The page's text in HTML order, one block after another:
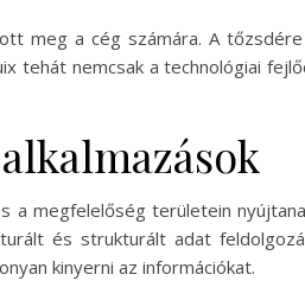
meg a cég számára. A
tehát nemcsak a technológiai
megfelelőség területein
és strukturált adat
kinyerni az információkat.